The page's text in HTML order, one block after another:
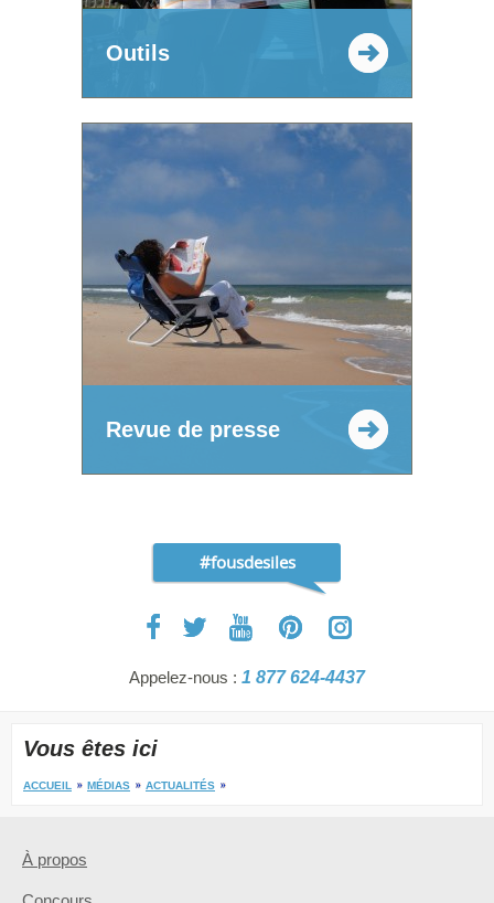
Outils
Revue de presse
#fousdesiles
Appelez-nous : 1 877 624-4437
Vous êtes ici
ACCUEIL MÉDIAS ACTUALITÉS
À propos